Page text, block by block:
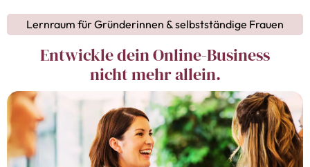
Lernraum für Gründerinnen & selbstständige Frauen
Entwickle dein Online-Business
nicht mehr allein.